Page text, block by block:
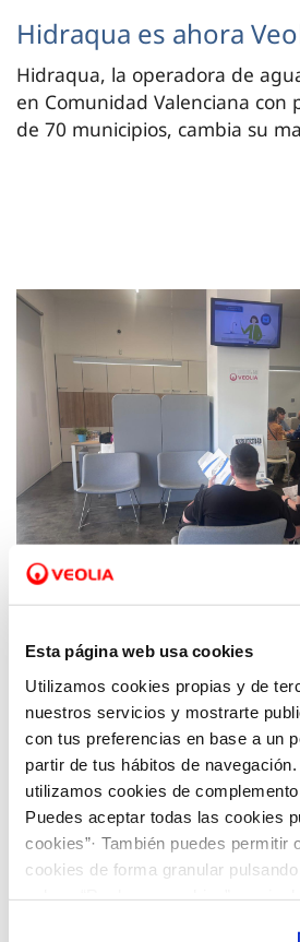
Esta página web usa cookies
Utilizamos cookies propias y de
nuestros servicios y mostrarte
con tus preferencias en base a un
partir de tus hábitos de
utilizamos cookies de
Puedes aceptar todas las cookies
cookies”· También puedes permitir
cookies de forma granular
Hidraqua es ahora
Hidraqua, la operadora de
en Comunidad Valenciana con
de 70 municipios, cambia su
18 MAY 2026
como parte esencial de la
en Benidorm